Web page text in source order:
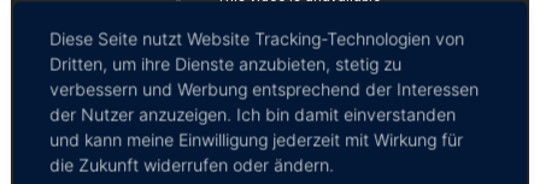
Diese Seite nutzt Website Tracking-Technologien von
Dritten, um ihre Dienste anzubieten, stetig zu
verbessern und Werbung entsprechend der Interessen
der Nutzer anzuzeigen. Ich bin damit einverstanden
und kann meine Einwilligung jederzeit mit Wirkung für
die Zukunft widerrufen oder ändern.